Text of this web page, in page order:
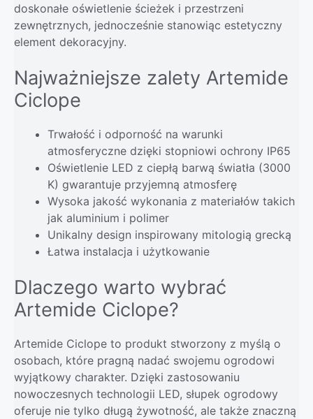
doskonałe oświetlenie ścieżek i przestrzeni
zewnętrznych, jednocześnie stanowiąc estetyczny
element dekoracyjny.
Najważniejsze zalety Artemide
Ciclope
Trwałość i odporność na warunki
atmosferyczne dzięki stopniowi ochrony IP65
Oświetlenie LED z ciepłą barwą światła (3000
K) gwarantuje przyjemną atmosferę
Wysoka jakość wykonania z materiałów takich
jak aluminium i polimer
Unikalny design inspirowany mitologią grecką
Łatwa instalacja i użytkowanie
Dlaczego warto wybrać
Artemide Ciclope?
Artemide Ciclope to produkt stworzony z myślą o
osobach, które pragną nadać swojemu ogrodowi
wyjątkowy charakter. Dzięki zastosowaniu
nowoczesnych technologii LED, słupek ogrodowy
oferuje nie tylko długą żywotność, ale także znaczną